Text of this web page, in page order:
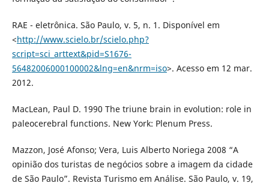
RAE - eletrônica. São Paulo, v. 5, n. 1. Disponível em
<http://www.scielo.br/scielo.php?
script=sci_arttext&pid=S1676-
56482006000100002&lng=en&nrm=iso>. Acesso em 12 mar.
2012.
MacLean, Paul D. 1990 The triune brain in evolution: role in
paleocerebral functions. New York: Plenum Press.
Mazzon, José Afonso; Vera, Luis Alberto Noriega 2008 “A
opinião dos turistas de negócios sobre a imagem da cidade
de São Paulo”. Revista Turismo em Análise. São Paulo, v. 19,